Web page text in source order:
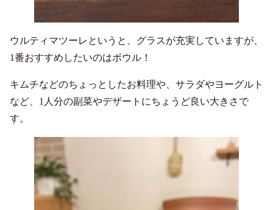
ウルティマツーレというと、グラスが充実していますが、
1番おすすめしたいのはボウル！
キムチなどのちょっとしたお料理や、サラダやヨーグルト
など、1人分の副菜やデザートにちょうど良い大きさで
す。